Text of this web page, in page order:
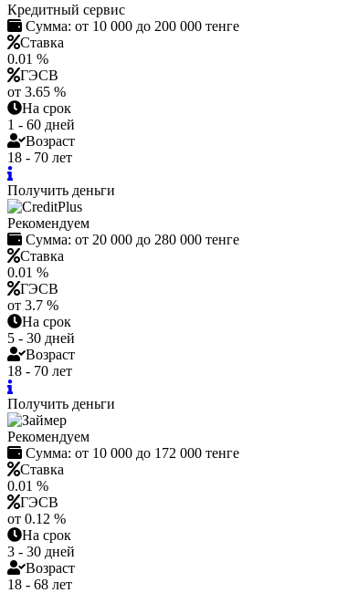
Кредитный сервис
Сумма: от 10 000 до 200 000 тенге
Ставка
0.01 %
ГЭСВ
от 3.65 %
На срок
1 - 60 дней
Возраст
18 - 70 лет
Получить деньги
Рекомендуем
Сумма: от 20 000 до 280 000 тенге
Ставка
0.01 %
ГЭСВ
от 3.7 %
На срок
5 - 30 дней
Возраст
18 - 70 лет
Получить деньги
Рекомендуем
Сумма: от 10 000 до 172 000 тенге
Ставка
0.01 %
ГЭСВ
от 0.12 %
На срок
3 - 30 дней
Возраст
18 - 68 лет